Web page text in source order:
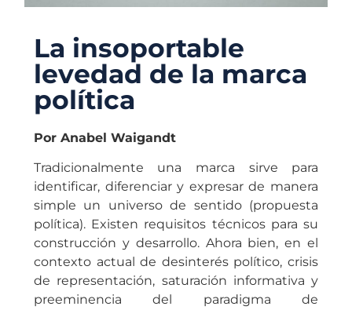
La insoportable
levedad de la marca
política
Por Anabel Waigandt
Tradicionalmente una marca sirve para
identificar, diferenciar y expresar de manera
simple un universo de sentido (propuesta
política). Existen requisitos técnicos para su
construcción y desarrollo. Ahora bien, en el
contexto actual de desinterés político, crisis
de representación, saturación informativa y
preeminencia del paradigma de